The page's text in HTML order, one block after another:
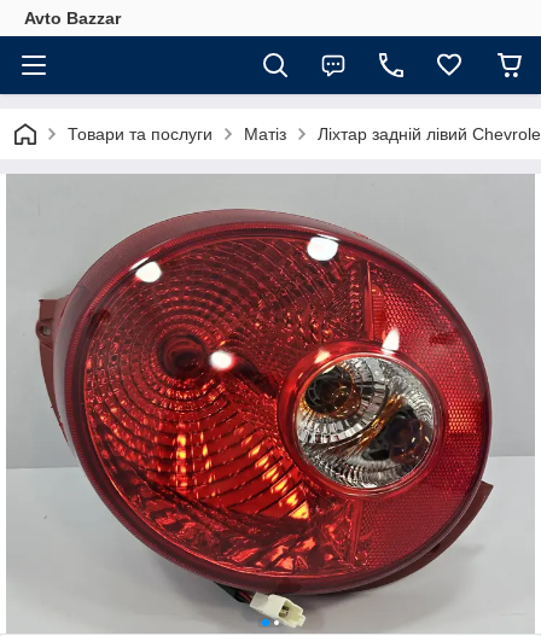
Avto Bazzar
Товари та послуги Матіз Ліхтар задній лівий